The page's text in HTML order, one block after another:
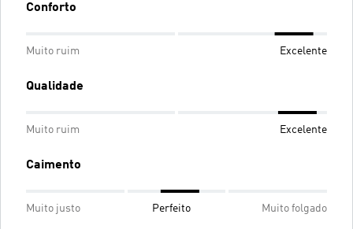
Conforto
Muito ruim Excelente
Qualidade
Muito ruim Excelente
Caimento
Muito justo Perfeito Muito folgado